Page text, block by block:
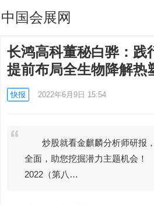
中国会展网
长鸿高科董秘白骅：践
提前布局全生物降解热
快报 2022年6月9日 15:54
炒股就看金麒麟分析师研报，
全面，助您挖掘潜力主题机会
2022（第八…